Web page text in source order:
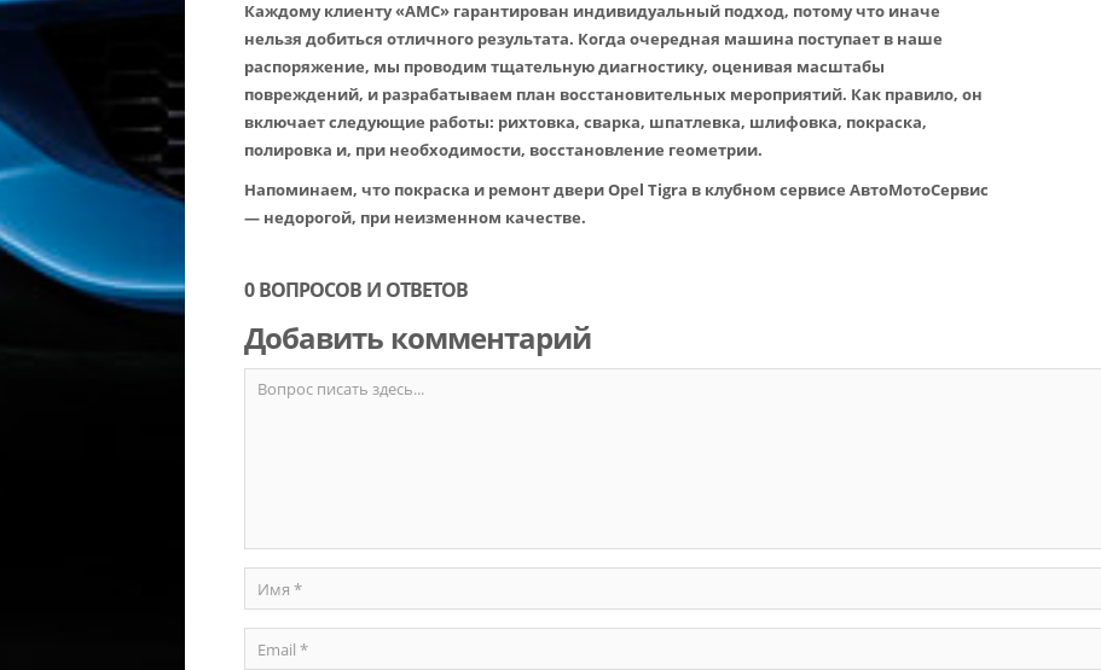
Каждому клиенту «АМС» гарантирован индивидуальный подход, потому что иначе
нельзя добиться отличного результата. Когда очередная машина поступает в наше
распоряжение, мы проводим тщательную диагностику, оценивая масштабы
повреждений, и разрабатываем план восстановительных мероприятий. Как правило, он
включает следующие работы: рихтовка, сварка, шпатлевка, шлифовка, покраска,
полировка и, при необходимости, восстановление геометрии.
Напоминаем, что покраска и ремонт двери Opel Tigra в клубном сервисе АвтоМотоСервис
— недорогой, при неизменном качестве.
0 ВОПРОСОВ И ОТВЕТОВ
Добавить комментарий